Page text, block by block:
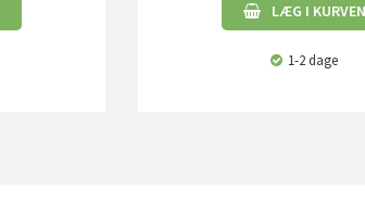
LÆG I KURVEN
1-2 dage